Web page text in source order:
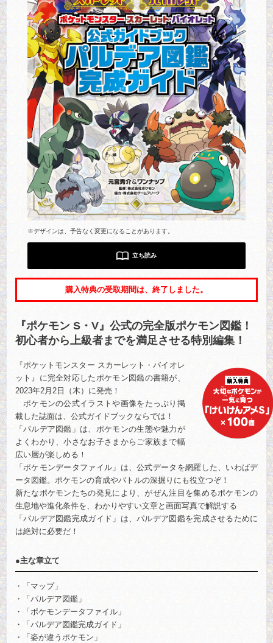
※デザインは、予告なく変更になることがあります。
立ち読み
購入特典の受取期間は、終了しました。
『ポケモン S・V』公式の完全版ポケモン図鑑！
初心者から上級者までを満足させる特別編集！
『ポケットモンスター スカーレット・バイオレ
ット』に完全対応したポケモン図鑑の書籍が、
2023年2月2日（木）に発売！
ポケモンの公式イラストや画像をたっぷり掲
載した誌面は、公式ガイドブックならでは！
「パルデア図鑑」は、ポケモンの生態や魅力が
よくわかり、小さなお子さまからご家族まで幅
広い層が楽しめる！
「ポケモンデータファイル」は、公式データを網羅した、いわばデ
ータ図鑑。ポケモンの育成やバトルの深掘りにも役立つぞ！
新たなポケモンたちの発見により、がぜん注目を集めるポケモンの
生息地や進化条件を、わかりやすい文章と画面写真で解説する
「パルデア図鑑完成ガイド」は、パルデア図鑑を完成させるために
は絶対に必要だ！
●主な章立て
「マップ」
「パルデア図鑑」
「ポケモンデータファイル」
「パルデア図鑑完成ガイド」
「姿が違うポケモン」